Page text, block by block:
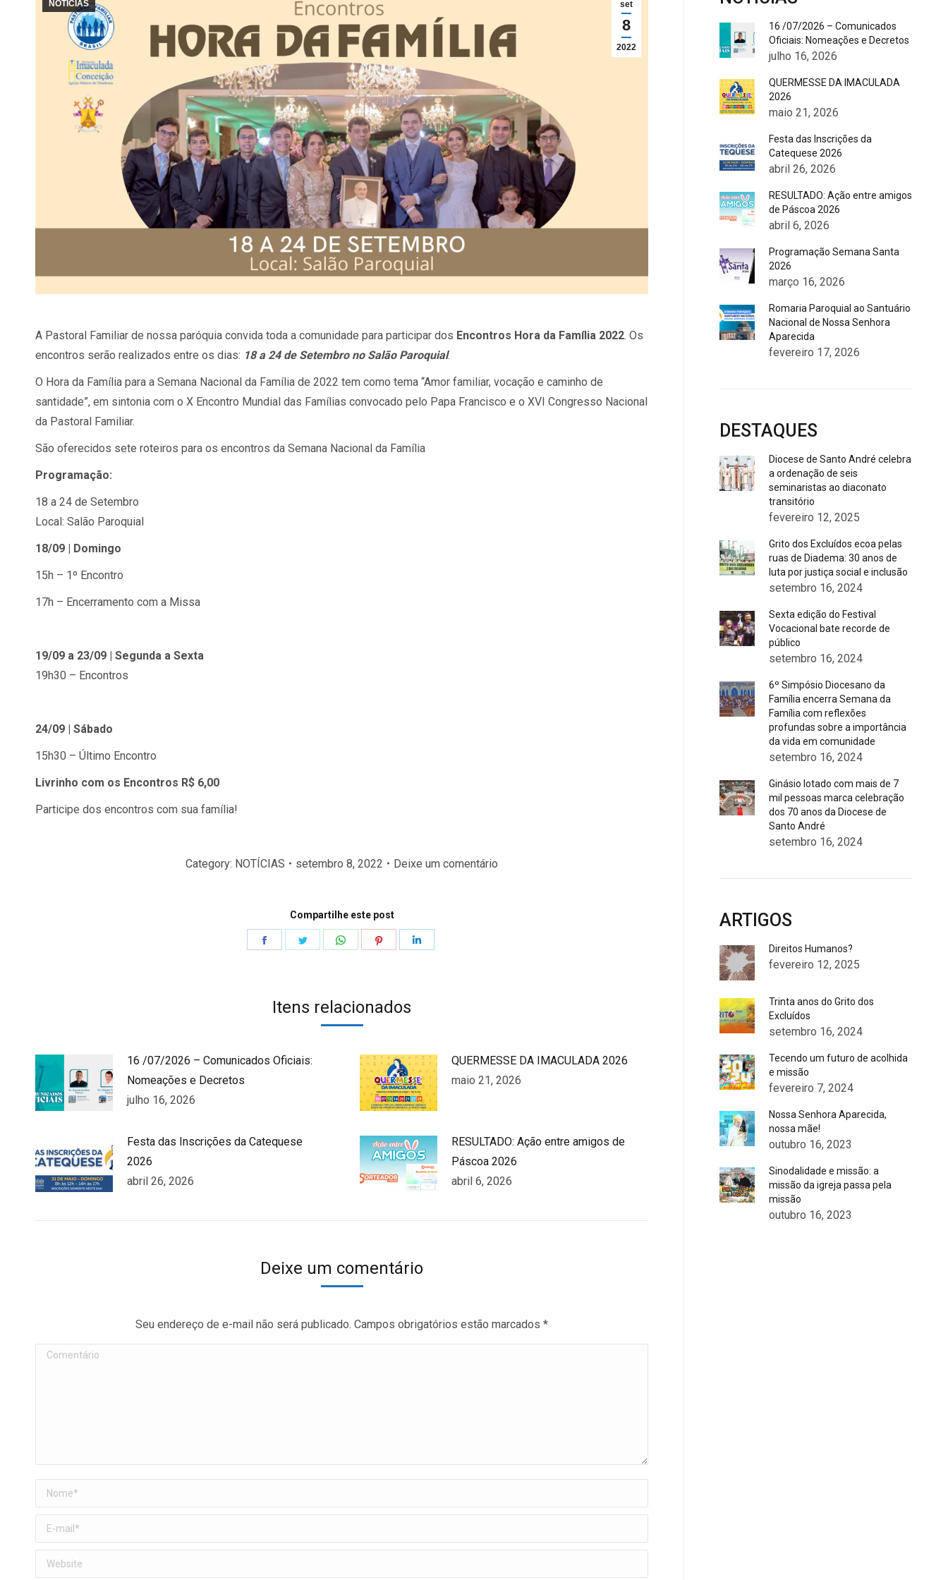
set
8
2022
NOTÍCIAS
A Pastoral Familiar de nossa paróquia convida toda a comunidade para participar dos Encontros Hora da Família 2022. Os
encontros serão realizados entre os dias: 18 a 24 de Setembro no Salão Paroquial.
O Hora da Família para a Semana Nacional da Família de 2022 tem como tema “Amor familiar, vocação e caminho de
santidade”, em sintonia com o X Encontro Mundial das Famílias convocado pelo Papa Francisco e o XVI Congresso Nacional
da Pastoral Familiar.
São oferecidos sete roteiros para os encontros da Semana Nacional da Família
Programação:
18 a 24 de Setembro
Local: Salão Paroquial
18/09 | Domingo
15h – 1º Encontro
17h – Encerramento com a Missa
19/09 a 23/09 | Segunda a Sexta
19h30 – Encontros
24/09 | Sábado
15h30 – Último Encontro
Livrinho com os Encontros R$ 6,00
Participe dos encontros com sua família!
Category: NOTÍCIAS setembro 8, 2022 Deixe um comentário
Compartilhe este post
Share
Share
Itens relacionados
16 /07/2026 – Comunicados Oficiais:
Nomeações e Decretos
julho 16, 2026
QUERMESSE DA IMACULADA 2026
maio 21, 2026
Festa das Inscrições da Catequese
2026
abril 26, 2026
RESULTADO: Ação entre amigos de
Páscoa 2026
abril 6, 2026
Deixe um comentário
Seu endereço de e-mail não será publicado. Campos obrigatórios estão marcados *
Comentário
Nome *
E-mail *
Website
16 /07/2026 – Comunicados
Oficiais: Nomeações e Decretos
julho 16, 2026
QUERMESSE DA IMACULADA
2026
maio 21, 2026
Festa das Inscrições da
Catequese 2026
abril 26, 2026
RESULTADO: Ação entre amigos
de Páscoa 2026
abril 6, 2026
Programação Semana Santa
2026
março 16, 2026
Romaria Paroquial ao Santuário
Nacional de Nossa Senhora
Aparecida
fevereiro 17, 2026
DESTAQUES
Diocese de Santo André celebra
a ordenação de seis
seminaristas ao diaconato
transitório
fevereiro 12, 2025
Grito dos Excluídos ecoa pelas
ruas de Diadema: 30 anos de
luta por justiça social e inclusão
setembro 16, 2024
Sexta edição do Festival
Vocacional bate recorde de
público
setembro 16, 2024
6º Simpósio Diocesano da
Família encerra Semana da
Família com reflexões
profundas sobre a importância
da vida em comunidade
setembro 16, 2024
Ginásio lotado com mais de 7
mil pessoas marca celebração
dos 70 anos da Diocese de
Santo André
setembro 16, 2024
ARTIGOS
Direitos Humanos?
fevereiro 12, 2025
Trinta anos do Grito dos
Excluídos
setembro 16, 2024
Tecendo um futuro de acolhida
e missão
fevereiro 7, 2024
Nossa Senhora Aparecida,
nossa mãe!
outubro 16, 2023
Sinodalidade e missão: a
missão da igreja passa pela
missão
outubro 16, 2023